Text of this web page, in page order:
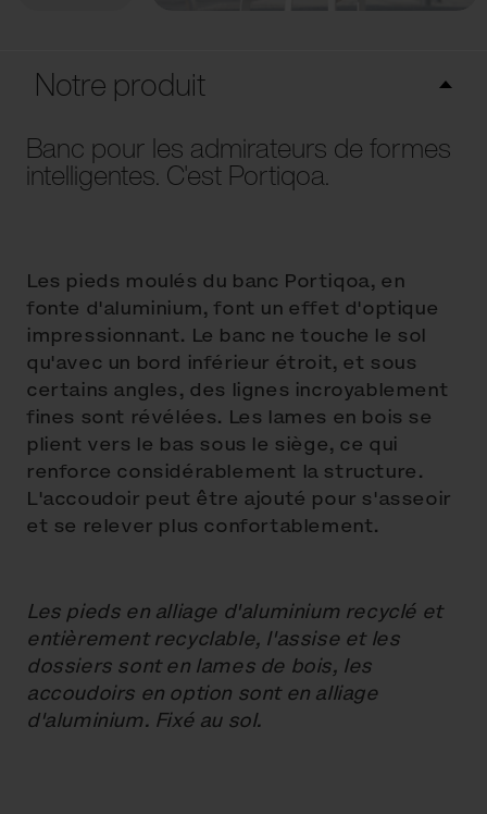
Notre produit
Banc pour les admirateurs de formes
intelligentes. C'est Portiqoa.
Les pieds moulés du banc Portiqoa, en
fonte d'aluminium, font un effet d'optique
impressionnant. Le banc ne touche le sol
qu'avec un bord inférieur étroit, et sous
certains angles, des lignes incroyablement
fines sont révélées. Les lames en bois se
plient vers le bas sous le siège, ce qui
renforce considérablement la structure.
L'accoudoir peut être ajouté pour s'asseoir
et se relever plus confortablement.
Les pieds en alliage d'aluminium recyclé et
entièrement recyclable, l'assise et les
dossiers sont en lames de bois, les
accoudoirs en option sont en alliage
d'aluminium. Fixé au sol.